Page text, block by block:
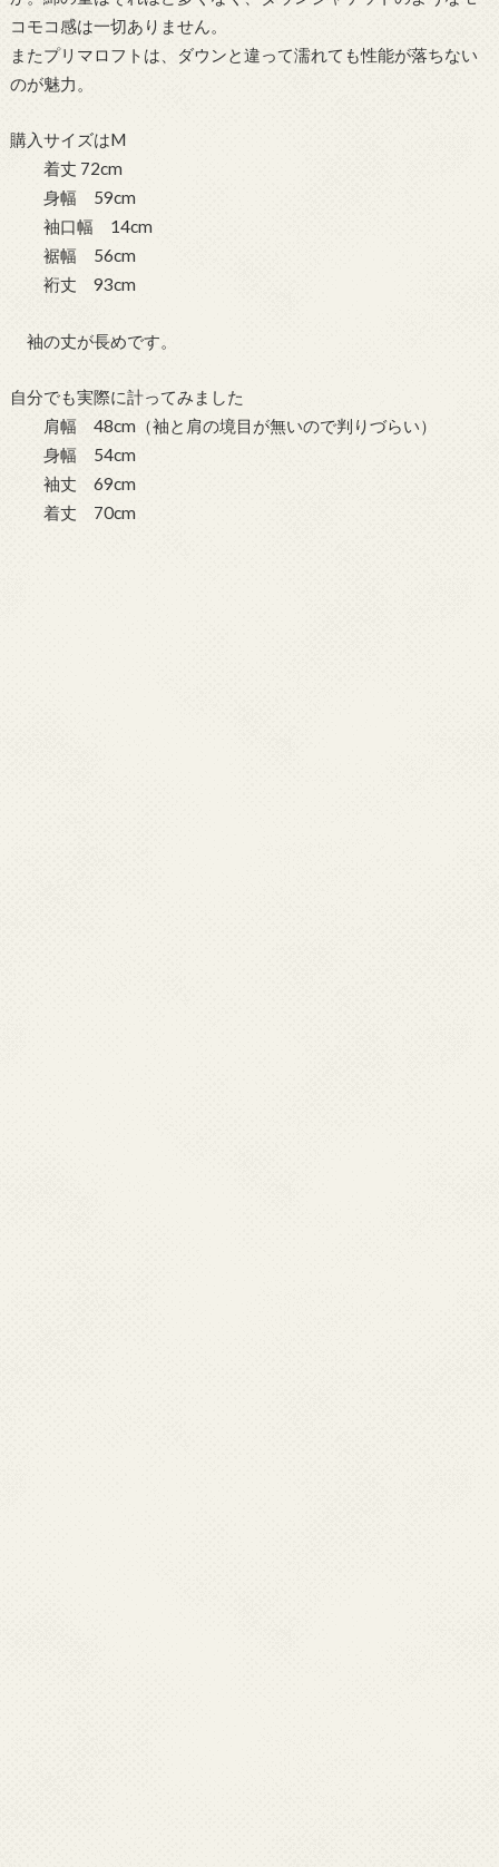
コモコ感は一切ありません。
またプリマロフトは、ダウンと違って濡れても性能が落ちない
のが魅力。
購入サイズはM
着丈 72cm
身幅 59cm
袖口幅 14cm
裾幅 56cm
裄丈 93cm
袖の丈が長めです。
自分でも実際に計ってみました
肩幅 48cm（袖と肩の境目が無いので判りづらい）
身幅 54cm
袖丈 69cm
着丈 70cm